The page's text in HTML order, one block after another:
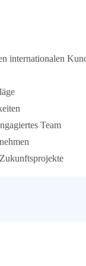
internationalen
Team